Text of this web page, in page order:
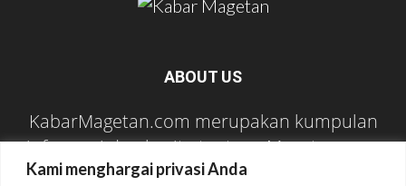
Kami menghargai privasi Anda
ABOUT US
KabarMagetan.com merupakan kumpulan
informasi dan berita tentang Magetan yang
bersumber dari berbagai media online.